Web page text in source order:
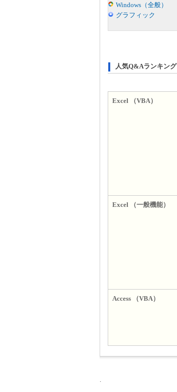
Windows（全般）
グラフィック
人気Q&Aランキング
Excel （VBA）
Excel （一般機能）
Access （VBA）